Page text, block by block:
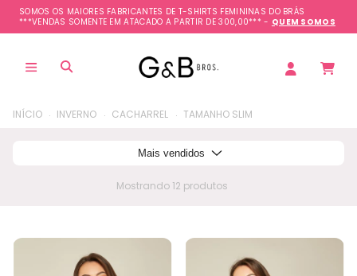
SOMOS OS MAIORES FABRICANTES DE T-SHIRTS FEMININAS DO BRÁS
***VENDAS SOMENTE EM ATACADO A PARTIR DE 300,00*** - QUEM SOMOS
INÍCIO . INVERNO . CACHARREL . TAMANHO SLIM
Mais vendidos
Mostrando 12 produtos